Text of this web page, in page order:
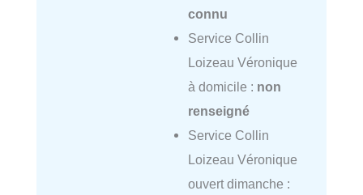
connu
Service Collin
Loizeau Véronique
à domicile : non
renseigné
Service Collin
Loizeau Véronique
ouvert dimanche :